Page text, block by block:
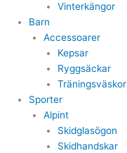
Vinterkängor
Barn
Accessoarer
Kepsar
Ryggsäckar
Träningsväskor
Sporter
Alpint
Skidglasögon
Skidhandskar